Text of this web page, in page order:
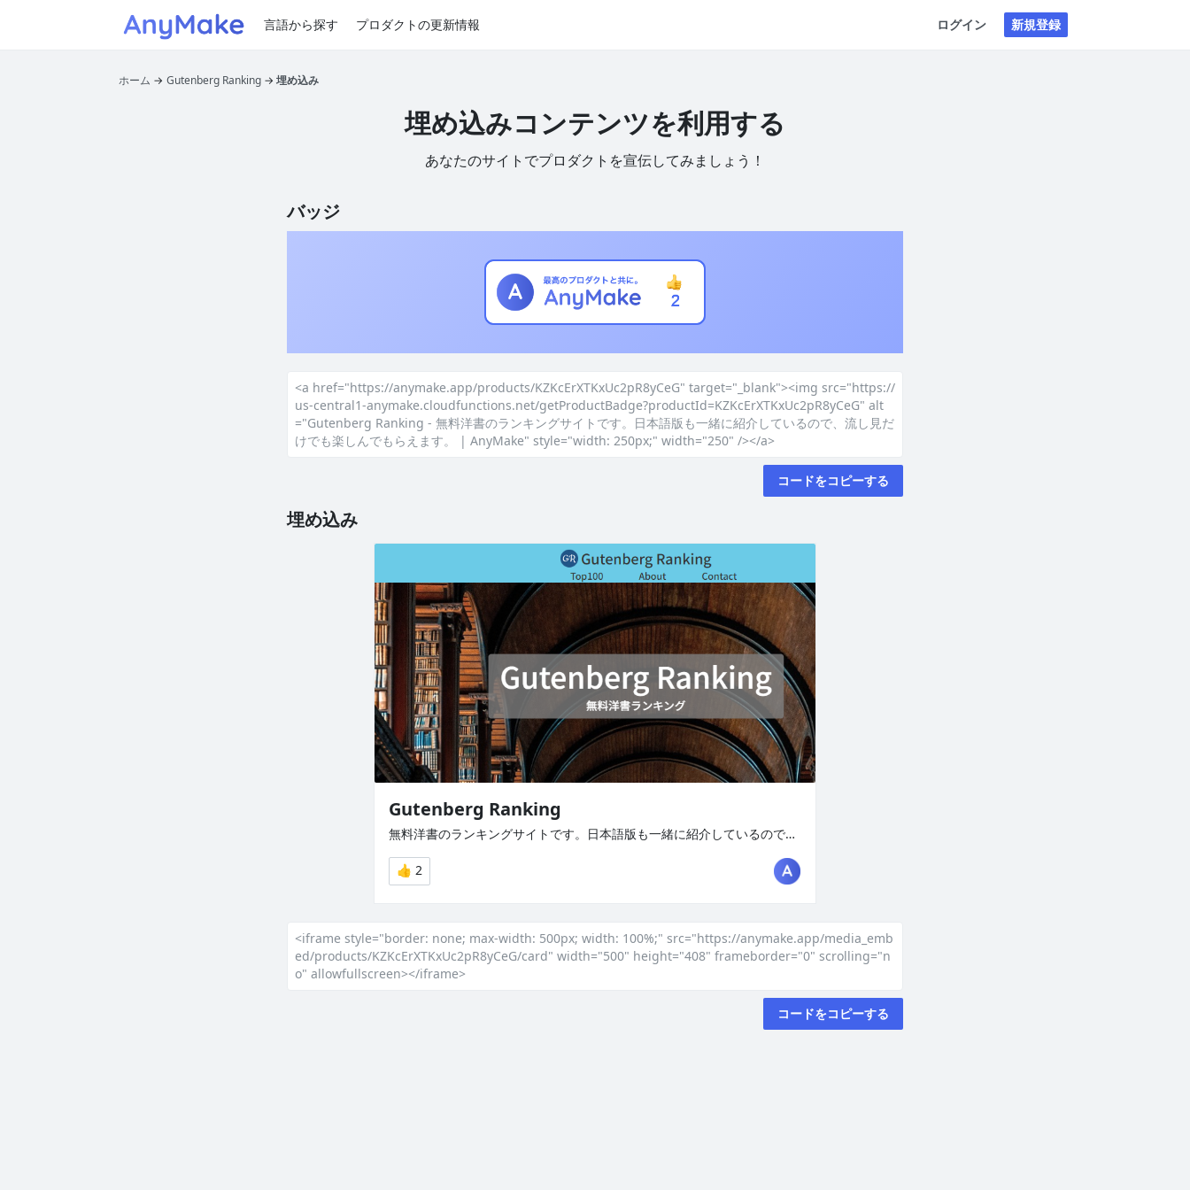
言語から探す プロダクトの更新情報 ログイン 新規登録
ホーム Gutenberg Ranking 埋め込み
埋め込みコンテンツを利用する
あなたのサイトでプロダクトを宣伝してみましょう！
バッジ
<a href="https://anymake.app/products/KZKcErXTKxUc2pR8yCeG" target="_blank"><img src="https://
us-central1-anymake.cloudfunctions.net/getProductBadge?productId=KZKcErXTKxUc2pR8yCeG" alt
="Gutenberg Ranking - 無料洋書のランキングサイトです。日本語版も一緒に紹介しているので、流し見だ
けでも楽しんでもらえます。 | AnyMake" style="width: 250px;" width="250" /></a>
コードをコピーする
埋め込み
<iframe style="border: none; max-width: 500px; width: 100%;" src="https://anymake.app/media_emb
ed/products/KZKcErXTKxUc2pR8yCeG/card" width="500" height="408" frameborder="0" scrolling="n
o" allowfullscreen></iframe>
コードをコピーする